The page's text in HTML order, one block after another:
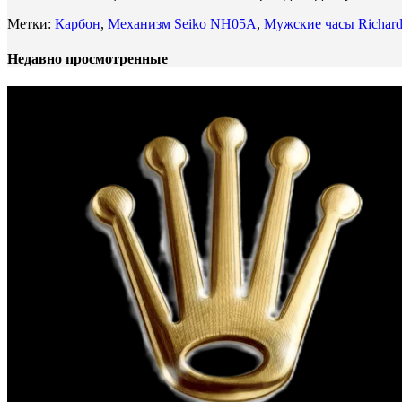
Метки: Карбон, Механизм Seiko NH05A, Мужские часы
Недавно просмотренные